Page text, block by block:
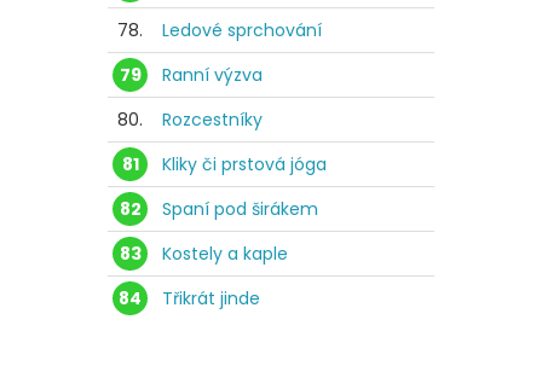
78.
Ledové sprchování
79
Ranní výzva
80.
Rozcestníky
81
Kliky či prstová jóga
82
Spaní pod širákem
83
Kostely a kaple
84
Třikrát jinde